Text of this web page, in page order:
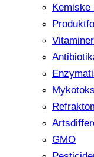
Kemiske
Vitaminer
GMO